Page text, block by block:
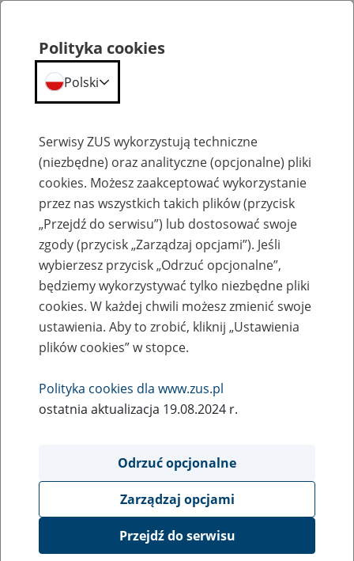
Szkolenia
Zaproś ZUS do siebie - zakładanie profili
eZUS w siedzibie Twojej firmy
Rodzaj wydarzenia
Szkolenia
Obszar merytoryczny
obsługa klientów
Opis wydarzenia
Platforma Usług Elektronicznych ZUS eZUS
Polityka cookies
Polski
Serwisy ZUS wykorzystują techniczne
(niezbędne) oraz analityczne (opcjonalne) pliki
cookies. Możesz zaakceptować wykorzystanie
przez nas wszystkich takich plików (przycisk
„Przejdź do serwisu”) lub dostosować swoje
zgody (przycisk „Zarządzaj opcjami”). Jeśli
wybierzesz przycisk „Odrzuć opcjonalne”,
będziemy wykorzystywać tylko niezbędne pliki
cookies. W każdej chwili możesz zmienić swoje
ustawienia. Aby to zrobić, kliknij „Ustawienia
plików cookies” w stopce.
Polityka cookies dla www.zus.pl
ostatnia aktualizacja 19.08.2024 r.
Odrzuć opcjonalne
Zarządzaj opcjami
Przejdź do serwisu